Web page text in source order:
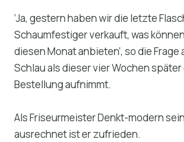
‘Ja, gestern haben wir die letzte
Schaumfestiger verkauft, was
diesen Monat anbieten’, so die Frage
Schlau als dieser vier Wochen
Bestellung aufnimmt.
Als Friseurmeister Denkt-modern
ausrechnet ist er zufrieden.